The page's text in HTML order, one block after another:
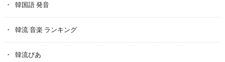
韓国語 発音
韓流 音楽 ランキング
韓流ぴあ